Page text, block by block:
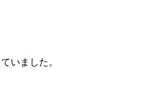
いました。